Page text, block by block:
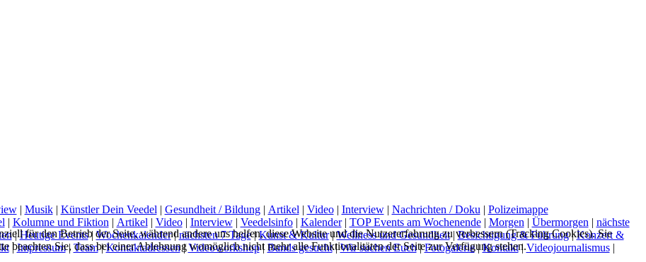
| Musik| Künstler Dein Veedel | Gesundheit / Bildung| Artikel | Video| Interview| Nachrichten / Doku | Polizeimappe
| Kolumne und Fiktion | Artikel | Video| Interview| Veedelsinfo| Kalender| TOP Events am Wochenende| Morgen | Übermorgen | nächste
|Heutige Events|Wochenkalender|nächsten 7 Tage|Kunst & Kultur|Wellness und Gesundheit|Besichtigung & Führung|Konzert &
|Impressum| Team|Kontaktadressen|Videoworkshop|Bands gesucht|Wir suchen Euch|Fotogalerie|Kontakt|Videojournalismus|
für den Betrieb der Seite, während andere uns helfen, diese Website und die Nutzererfahrung zu verbessern (Tracking Cookies). Sie
beachten Sie, dass bei einer Ablehnung womöglich nicht mehr alle Funktionalitäten der Seite zur Verfügung stehen.